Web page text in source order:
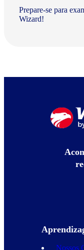
Prepare-se para
Wizard!
Nossos